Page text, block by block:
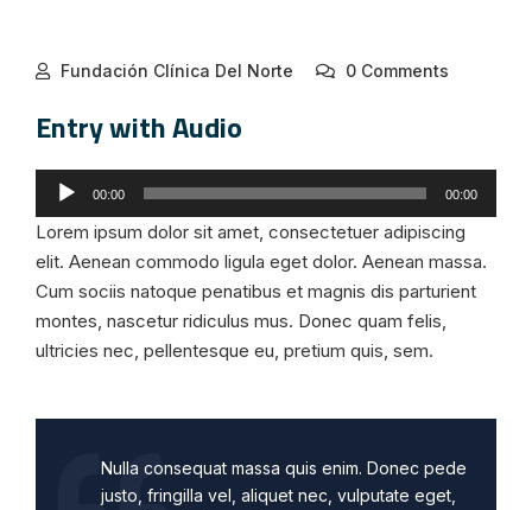
Fundación Clínica Del Norte 0 Comments
Entry with Audio
Reproductor
de
audio
00:00 00:00
Lorem ipsum dolor sit amet, consectetuer adipiscing
elit. Aenean commodo ligula eget dolor. Aenean massa.
Cum sociis natoque penatibus et magnis dis parturient
montes, nascetur ridiculus mus. Donec quam felis,
ultricies nec, pellentesque eu, pretium quis, sem.
Nulla consequat massa quis enim. Donec pede
justo, fringilla vel, aliquet nec, vulputate eget,